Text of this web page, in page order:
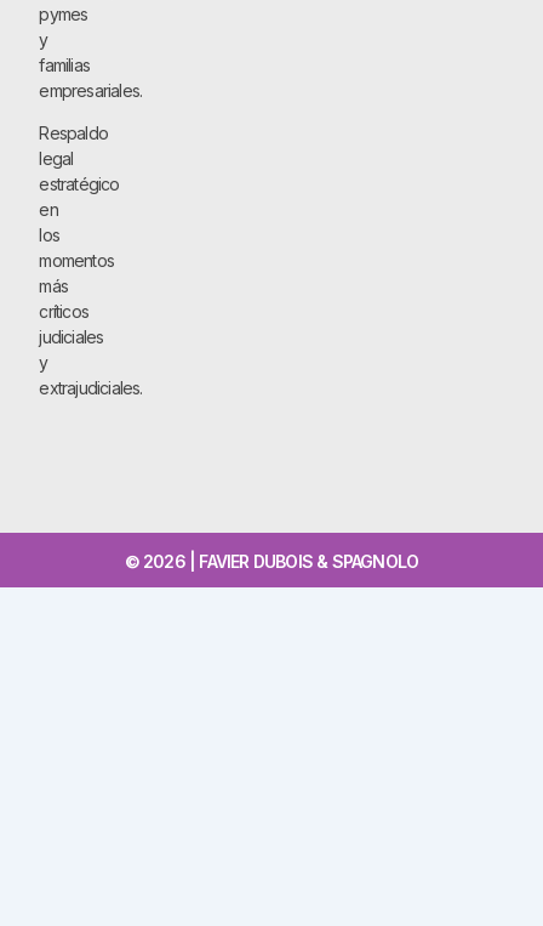
pymes
y
familias
empresariales.
Respaldo
legal
estratégico
en
los
momentos
más
críticos
judiciales
y
extrajudiciales.
© 2026 | FAVIER DUBOIS & SPAGNOLO